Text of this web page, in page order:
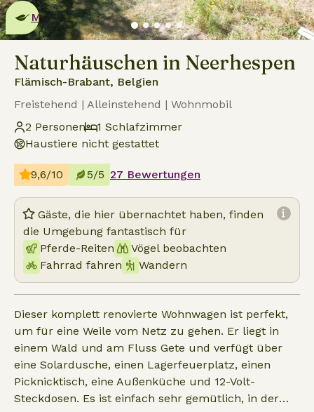
Mehr erfahren
Naturhäuschen in Neerhespen
Flämisch-Brabant, Belgien
Freistehend | Alleinstehend | Wohnmobil
2 Personen
1 Schlafzimmer
Haustiere nicht gestattet
9,6/10 5/5 27 Bewertungen
Gäste, die hier übernachtet haben, finden
die Umgebung fantastisch für
Pferde-Reiten
Vögel beobachten
Fahrrad fahren
Wandern
Dieser komplett renovierte Wohnwagen ist perfekt,
um für eine Weile vom Netz zu gehen. Er liegt in
einem Wald und am Fluss Gete und verfügt über
eine Solardusche, einen Lagerfeuerplatz, einen
Picknicktisch, eine Außenküche und 12-Volt-
Steckdosen. Es ist einfach sehr gemütlich, in der